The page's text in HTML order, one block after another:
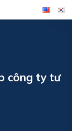
công ty tư